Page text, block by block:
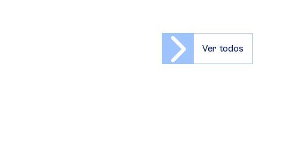
Ver todos